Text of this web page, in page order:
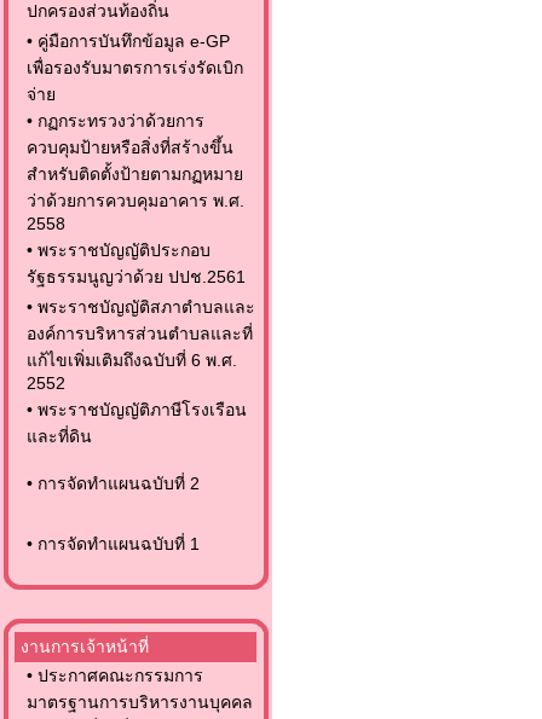
ปกครองส่วนท้องถิ่น
• คู่มือการบันทึกข้อมูล e-GP
เพื่อรองรับมาตรการเร่งรัดเบิก
จ่าย
• กฏกระทรวงว่าด้วยการ
ควบคุมป้ายหรือสิ่งที่สร้างขึ้น
สำหรับติดตั้งป้ายตามกฏหมาย
ว่าด้วยการควบคุมอาคาร พ.ศ.
2558
• พระราชบัญญัติประกอบ
รัฐธรรมนูญว่าด้วย ปปช.2561
• พระราชบัญญัติสภาตำบลและ
องค์การบริหารส่วนตำบลและที่
แก้ไขเพิ่มเติมถึงฉบับที่ 6 พ.ศ.
2552
• พระราชบัญญัติภาษีโรงเรือน
และที่ดิน
• การจัดทำแผนฉบับที่ 2
• การจัดทำแผนฉบับที่ 1
งานการเจ้าหน้าที่
• ประกาศคณะกรรมการ
มาตรฐานการบริหารงานบุคคล